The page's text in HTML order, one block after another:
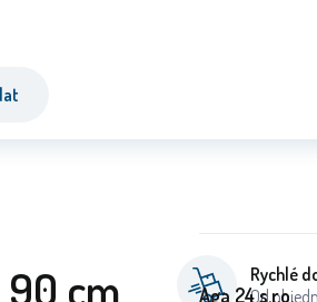
90 cm
Rychlé
Od
Aga 24 s.r.o.